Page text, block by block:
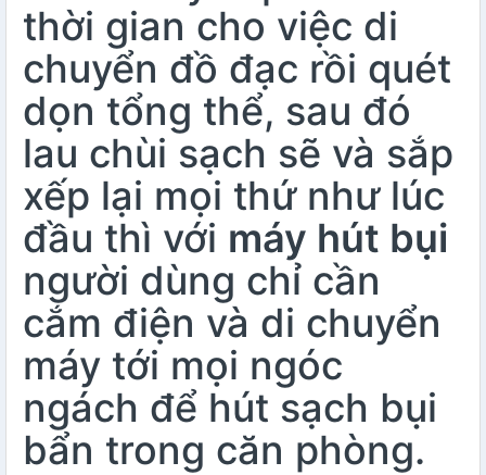
thời gian cho việc di
chuyển đồ đạc rồi quét
dọn tổng thể, sau đó
lau chùi sạch sẽ và sắp
xếp lại mọi thứ như lúc
đầu thì với máy hút bụi
người dùng chỉ cần
cắm điện và di chuyển
máy tới mọi ngóc
ngách để hút sạch bụi
bẩn trong căn phòng.